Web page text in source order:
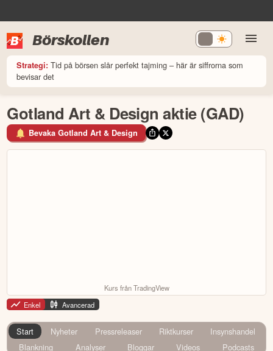
Börskollen
Strategi: Tid på börsen slår perfekt tajming – här är siffrorna som
bevisar det
Gotland Art & Design aktie (GAD)
Bevaka Gotland Art & Design
Kurs från TradingView
Enkel
Avancerad
Start Nyheter Pressreleaser Riktkurser
Insynshandel
Blankning
Analyser Bloggar Videos Podcasts